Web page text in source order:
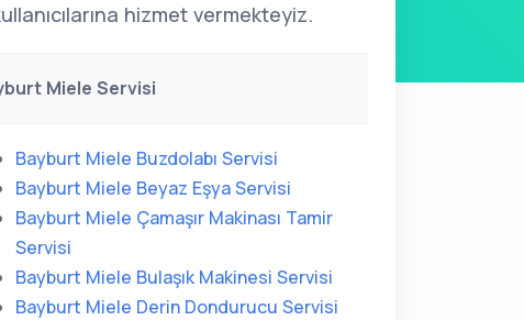
hizmet vermekteyiz.
Miele Servisi
Bayburt Miele Buzdolabı Servisi
Bayburt Miele Beyaz Eşya Servisi
Bayburt Miele Çamaşır Makinası Tamir
Servisi
Bayburt Miele Bulaşık Makinesi Servisi
Bayburt Miele Derin Dondurucu Servisi